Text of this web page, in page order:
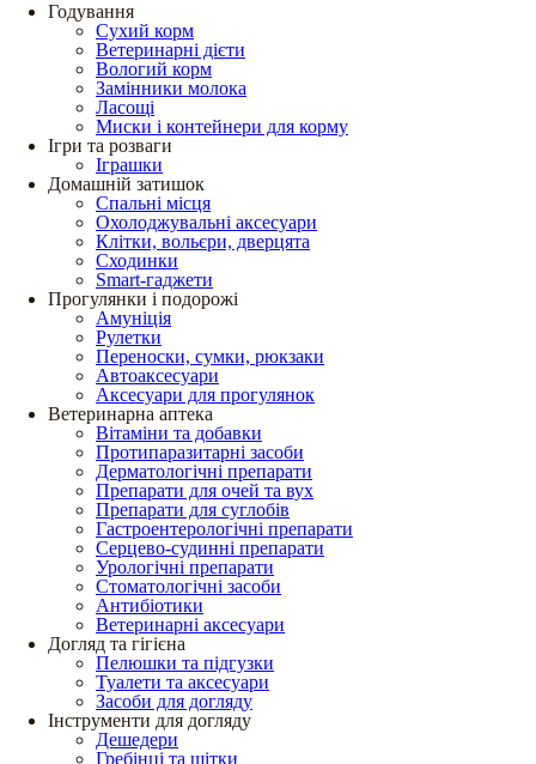
Годування
Сухий корм
Ветеринарні дієти
Вологий корм
Замінники молока
Ласощі
Миски і контейнери для корму
Ігри та розваги
Іграшки
Домашній затишок
Спальні місця
Охолоджувальні аксесуари
Клітки, вольєри, дверцята
Сходинки
Smart-гаджети
Прогулянки і подорожі
Амуніція
Рулетки
Переноски, сумки, рюкзаки
Автоаксесуари
Аксесуари для прогулянок
Ветеринарна аптека
Вітаміни та добавки
Протипаразитарні засоби
Дерматологічні препарати
Препарати для очей та вух
Препарати для суглобів
Гастроентерологічні препарати
Серцево-судинні препарати
Урологічні препарати
Стоматологічні засоби
Антибіотики
Ветеринарні аксесуари
Догляд та гігієна
Пелюшки та підгузки
Туалети та аксесуари
Засоби для догляду
Інструменти для догляду
Дешедери
Гребінці та щітки